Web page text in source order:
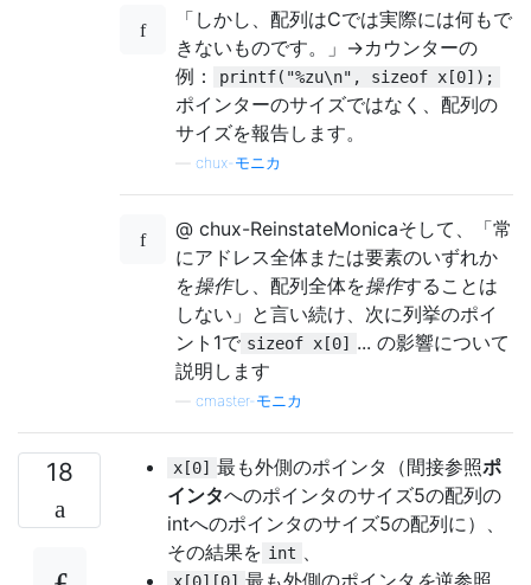
「しかし、配列はCでは実際には何もで
きないものです。」->カウンターの
例：
printf("%zu\n", sizeof x[0]);
ポインターのサイズではなく、配列の
サイズを報告します。
chux-モニカ
@ chux-ReinstateMonicaそして、「常
にアドレス全体または要素のいずれか
を操作し、配列全体を操作することは
しない」と言い続け、次に列挙のポイ
ント1で sizeof x[0] ... の影響について
説明します
cmaster-モニカ
18 x[0] 最も外側のポインタ（間接参照ポ
インタへのポインタのサイズ5の配列の
intへのポインタのサイズ5の配列に）、
その結果を int
x[0][0] 最も外側のポインタ を逆参照